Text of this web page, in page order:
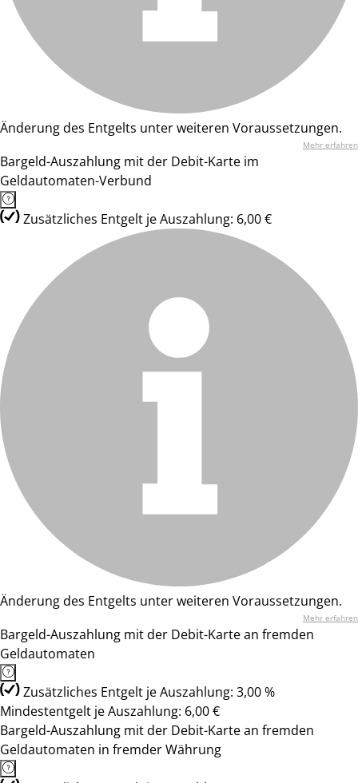
Änderung des Entgelts unter weiteren Voraussetzungen.
Mehr erfahren
Bargeld-Auszahlung mit der Debit-Karte im
Geldautomaten-Verbund
Zusätzliches Entgelt je Auszahlung: 6,00 €
Änderung des Entgelts unter weiteren Voraussetzungen.
Mehr erfahren
Bargeld-Auszahlung mit der Debit-Karte an fremden
Geldautomaten
Zusätzliches Entgelt je Auszahlung: 3,00 %
Mindestentgelt je Auszahlung: 6,00 €
Bargeld-Auszahlung mit der Debit-Karte an fremden
Geldautomaten in fremder Währung